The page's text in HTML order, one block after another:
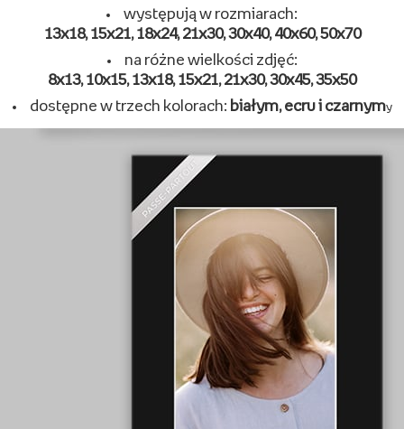
występują w rozmiarach:
13x18, 15x21, 18x24, 21x30, 30x40, 40x60, 50x70
na różne wielkości zdjęć:
8x13, 10x15, 13x18, 15x21, 21x30, 30x45, 35x50
dostępne w trzech kolorach: białym, ecru i czarnymy